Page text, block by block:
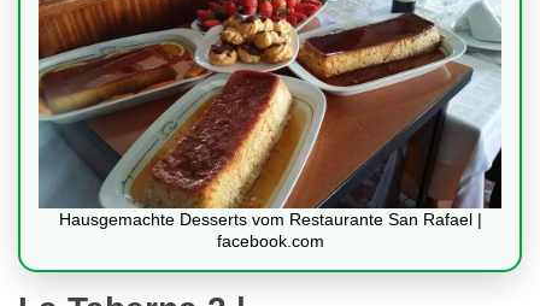
Hausgemachte Desserts vom Restaurante San Rafael |
facebook.com